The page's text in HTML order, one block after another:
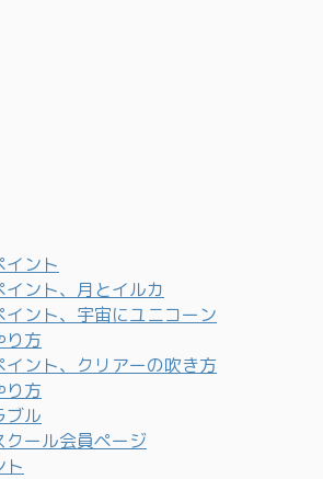
イント
ント、月とイルカ
ント、宇宙にユニコーン
り方
ント、クリアーの吹き方
り方
ブル
クール会員ページ
ト